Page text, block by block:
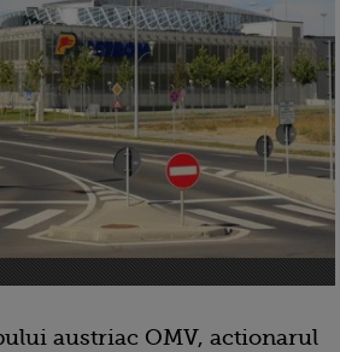
austriac OMV, actionarul